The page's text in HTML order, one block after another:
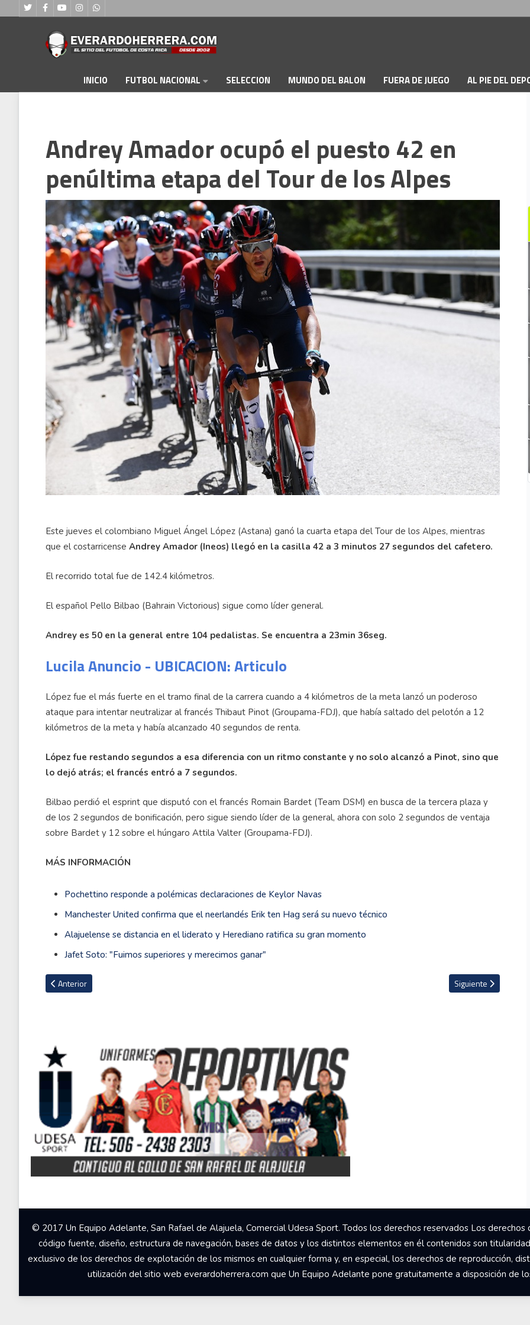
INICIO FUTBOL NACIONAL SELECCION MUNDO DEL BALON FUERA DE JUEGO AL PIE DEL
Andrey Amador ocupó el puesto 42 en
penúltima etapa del Tour de los Alpes
Este jueves el colombiano Miguel Ángel López (Astana) ganó la cuarta etapa del Tour de los Alpes, mientras
que el costarricense Andrey Amador (Ineos) llegó en la casilla 42 a 3 minutos 27 segundos del cafetero.
El recorrido total fue de 142.4 kilómetros.
El español Pello Bilbao (Bahrain Victorious) sigue como líder general.
Andrey es 50 en la general entre 104 pedalistas. Se encuentra a 23min 36seg.
Lucila Anuncio - UBICACION: Articulo
López fue el más fuerte en el tramo final de la carrera cuando a 4 kilómetros de la meta lanzó un poderoso
ataque para intentar neutralizar al francés Thibaut Pinot (Groupama-FDJ), que había saltado del pelotón a 12
kilómetros de la meta y había alcanzado 40 segundos de renta.
López fue restando segundos a esa diferencia con un ritmo constante y no solo alcanzó a Pinot, sino que
lo dejó atrás; el francés entró a 7 segundos.
Bilbao perdió el esprint que disputó con el francés Romain Bardet (Team DSM) en busca de la tercera plaza y
de los 2 segundos de bonificación, pero sigue siendo líder de la general, ahora con solo 2 segundos de ventaja
sobre Bardet y 12 sobre el húngaro Attila Valter (Groupama-FDJ).
MÁS INFORMACIÓN
Pochettino responde a polémicas declaraciones de Keylor Navas
Manchester United confirma que el neerlandés Erik ten Hag será su nuevo técnico
Alajuelense se distancia en el liderato y Herediano ratifica su gran momento
Jafet Soto: "Fuimos superiores y merecimos ganar"
Artículo anterior: Tico Gabriel Rojas cumple tras dura etapa en competencia belga
Anterior Artículo siguiente:
Siguiente
© 2017 Un Equipo Adelante, San Rafael de Alajuela, Comercial Udesa Sport. Todos los derechos reservados Los
código fuente, diseño, estructura de navegación, bases de datos y los distintos elementos en él contenidos son
exclusivo de los derechos de explotación de los mismos en cualquier forma y, en especial, los derechos de reproducción,
utilización del sitio web everardoherrera.com que Un Equipo Adelante pone gratuitamente a disposición de